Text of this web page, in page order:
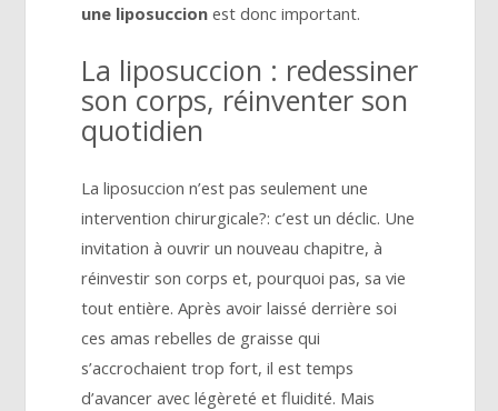
une liposuccion est donc important.
La liposuccion : redessiner
son corps, réinventer son
quotidien
La liposuccion n’est pas seulement une
intervention chirurgicale?: c’est un déclic. Une
invitation à ouvrir un nouveau chapitre, à
réinvestir son corps et, pourquoi pas, sa vie
tout entière. Après avoir laissé derrière soi
ces amas rebelles de graisse qui
s’accrochaient trop fort, il est temps
d’avancer avec légèreté et fluidité. Mais